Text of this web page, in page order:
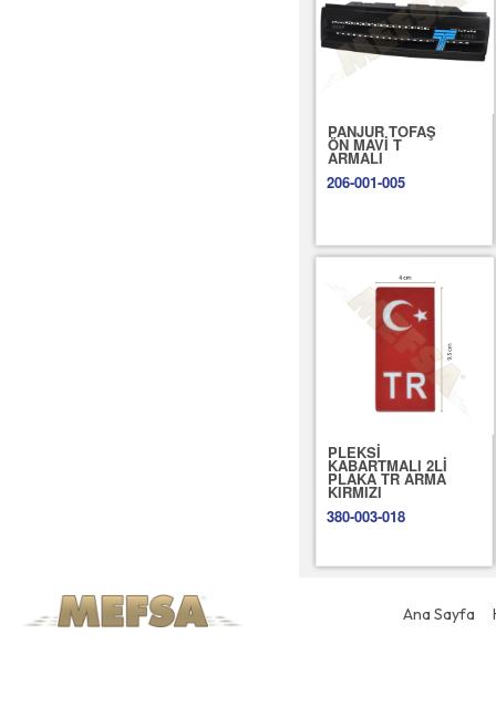
PANJUR TOFAŞ
ÖN MAVİ T
ARMALI
206-001-005
PLEKSİ
KABARTMALI 2Lİ
PLAKA TR ARMA
KIRMIZI
380-003-018
Ana Sayfa